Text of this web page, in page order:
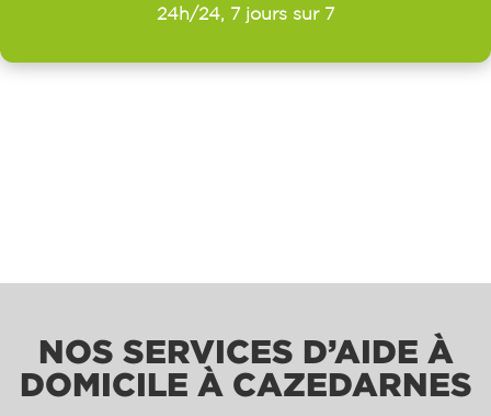
24h/24, 7 jours sur 7
NOS SERVICES D’AIDE À
DOMICILE À CAZEDARNES